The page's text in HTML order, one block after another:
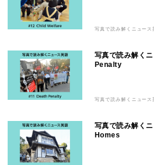
写真で読み解くニュース
写真で読み解く
Penalty
写真で読み解くニュース
写真で読み解く
Homes